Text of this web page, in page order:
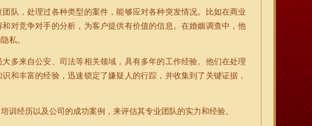
队，处理过各种类型的案件，能够应对各种突发情况。比如在商业
对竞争对手的分析，为客户提供有价值的信息。在婚姻调查中，他
私。
多来自公安、司法等相关领域，具有多年的工作经验。他们在处理
和丰富的经验，迅速锁定了嫌疑人的行踪，并收集到了关键证据，
训经历以及公司的成功案例，来评估其专业团队的实力和经验。